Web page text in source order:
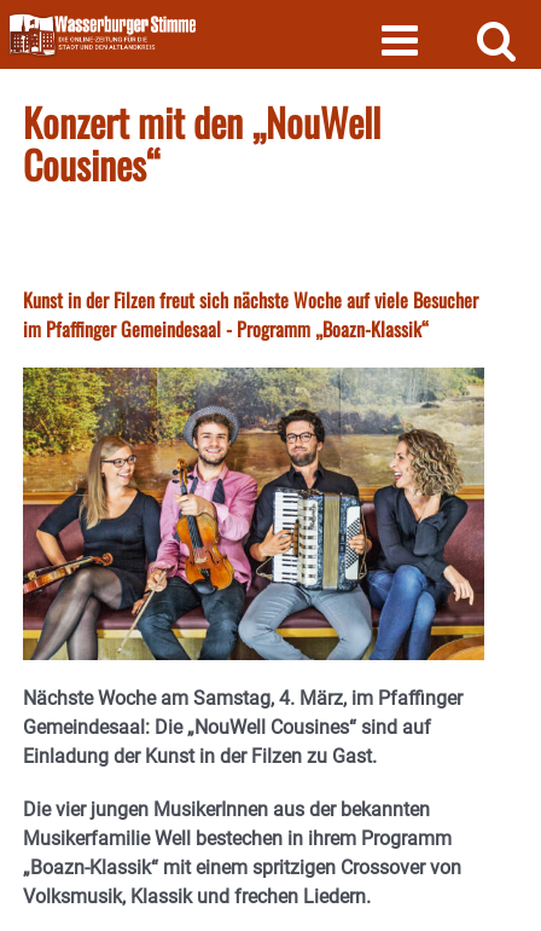
Skip
to
content
Konzert mit den „NouWell
Cousines“
Kunst in der Filzen freut sich nächste Woche auf viele Besucher
im Pfaffinger Gemeindesaal - Programm „Boazn-Klassik“
Nächste Woche am Samstag, 4. März, im Pfaffinger
Gemeindesaal: Die „NouWell Cousines“ sind auf
Einladung der Kunst in der Filzen zu Gast.
Die vier jungen MusikerInnen aus der bekannten
Musikerfamilie Well bestechen in ihrem Programm
„Boazn-Klassik“ mit einem spritzigen Crossover von
Volksmusik, Klassik und frechen Liedern.